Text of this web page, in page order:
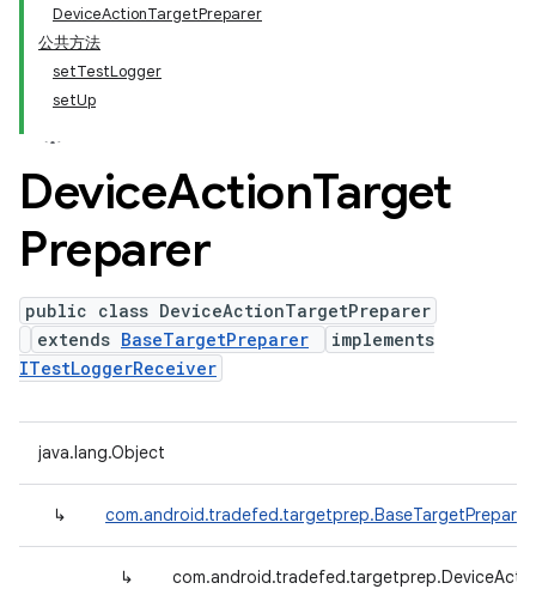
DeviceActionTargetPreparer
公共方法
setTestLogger
setUp
DeviceActionTarget
Preparer
public class DeviceActionTargetPreparer
extends BaseTargetPreparer
implements
ITestLoggerReceiver
java.lang.Object
↳ com.android.tradefed.targetprep.BaseTargetPreparer
↳